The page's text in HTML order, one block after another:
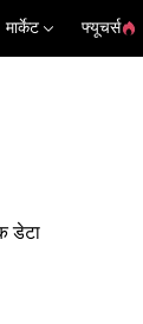
मार्केट फ्यूचर्स
डेटा